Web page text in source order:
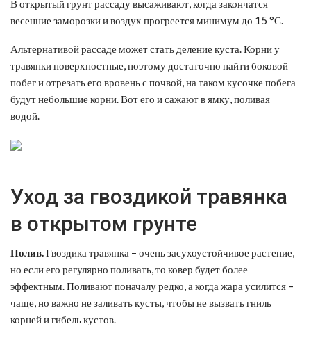
В открытый грунт рассаду высаживают, когда закончатся
весенние заморозки и воздух прогреется минимум до 15 °С.
Альтернативой рассаде может стать деление куста. Корни у
травянки поверхностные, поэтому достаточно найти боковой
побег и отрезать его вровень с почвой, на таком кусочке побега
будут небольшие корни. Вот его и сажают в ямку, поливая
водой.
Уход за гвоздикой травянка
в открытом грунте
Полив.Гвоздика травянка – очень засухоустойчивое растение,
но если его регулярно поливать, то ковер будет более
эффектным. Поливают поначалу редко, а когда жара усилится –
чаще, но важно не заливать кусты, чтобы не вызвать гниль
корней и гибель кустов.